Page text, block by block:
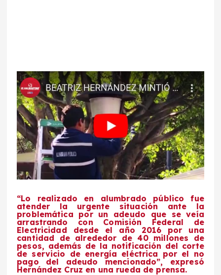
“Lo realizado en alumbrado público fue
atender la urgente situación ante la
problemática por un adeudo que se veía
arrastrando con Comisión Federal de
Electricidad desde el año 2016 por una
cantidad de alrededor de 40 millones de
pesos, además de la notificación del corte
de servicio de energía eléctrica por el no
pago del adeudo mencionado”, expresó
Hernández Cruz en una rueda de prensa.